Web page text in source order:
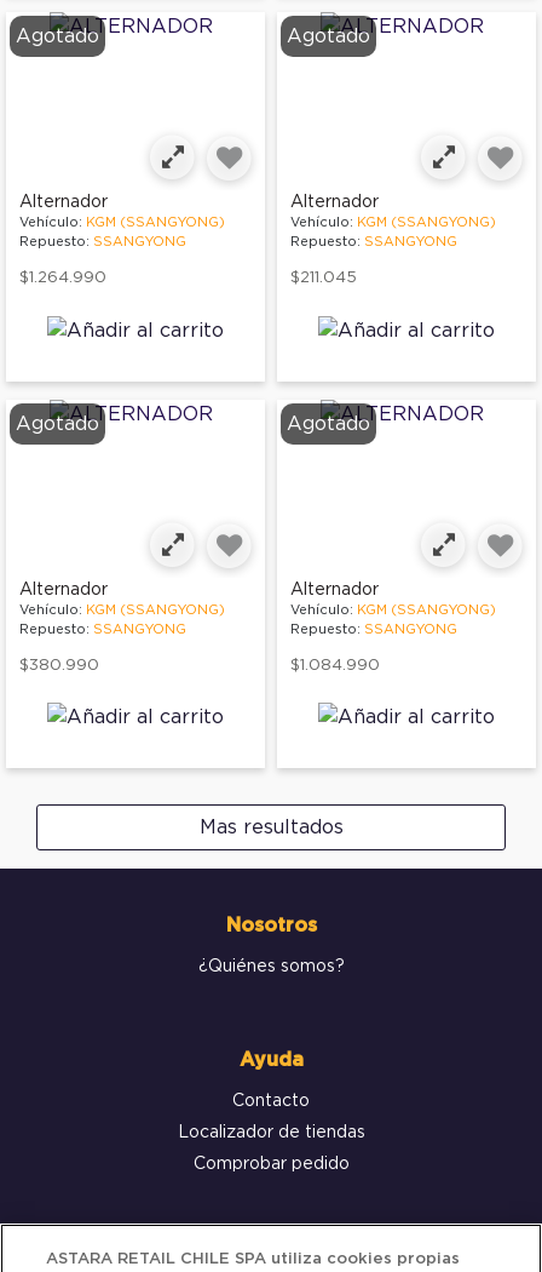
Agotado
Alternador
Vehículo: KGM (SSANGYONG)
Repuesto: SSANGYONG
$1.264.990
Agotado
Alternador
Vehículo: KGM (SSANGYONG)
Repuesto: SSANGYONG
$211.045
Agotado
Alternador
Vehículo: KGM (SSANGYONG)
Repuesto: SSANGYONG
$380.990
Agotado
Alternador
Vehículo: KGM (SSANGYONG)
Repuesto: SSANGYONG
$1.084.990
Mas resultados
Nosotros
¿Quiénes somos?
Ayuda
Contacto
Localizador de tiendas
Comprobar pedido
Servicio al cliente
ASTARA RETAIL CHILE SPA utiliza cookies propias